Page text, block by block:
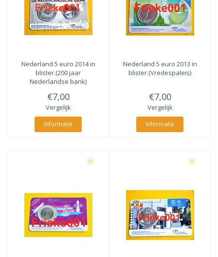
Nederland 5 euro 2014 in
blister.(200 jaar
Nederlandse bank)
€7,00
Vergelijk
Informatie
Nederland 5 euro 2013 in
blister.(Vredespaleis)
€7,00
Vergelijk
Informatie